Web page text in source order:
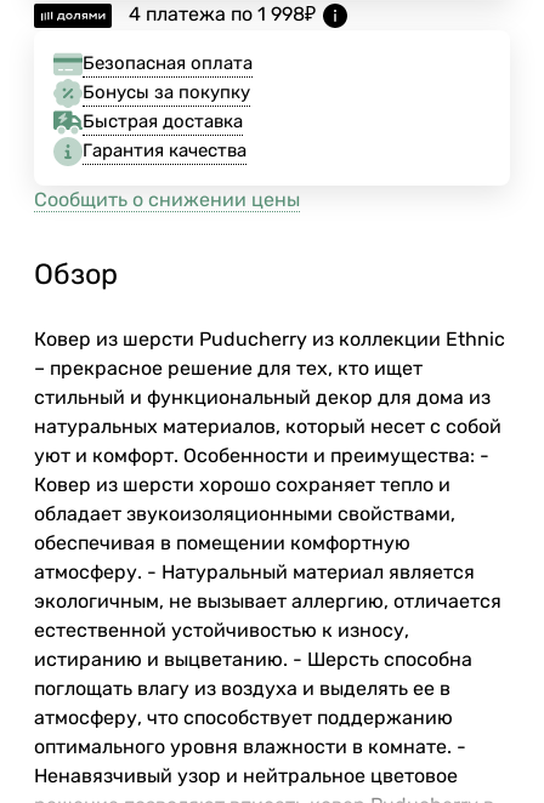
4 платежа по 1 998₽
Безопасная оплата
Бонусы за покупку
Быстрая доставка
Гарантия качества
Сообщить о снижении цены
Обзор
Ковер из шерсти Puducherry из коллекции Ethnic
– прекрасное решение для тех, кто ищет
стильный и функциональный декор для дома из
натуральных материалов, который несет с собой
уют и комфорт. Особенности и преимущества: -
Ковер из шерсти хорошо сохраняет тепло и
обладает звукоизоляционными свойствами,
обеспечивая в помещении комфортную
атмосферу. - Натуральный материал является
экологичным, не вызывает аллергию, отличается
естественной устойчивостью к износу,
истиранию и выцветанию. - Шерсть способна
поглощать влагу из воздуха и выделять ее в
атмосферу, что способствует поддержанию
оптимального уровня влажности в комнате. -
Ненавязчивый узор и нейтральное цветовое